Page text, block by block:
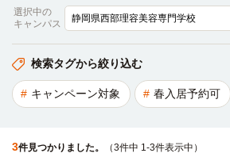
選択中の
キャンパス
検索タグから絞り込む
キャンペーン対象 春入居予約可
3件見つかりました。
（3件中 1-3件表示中）